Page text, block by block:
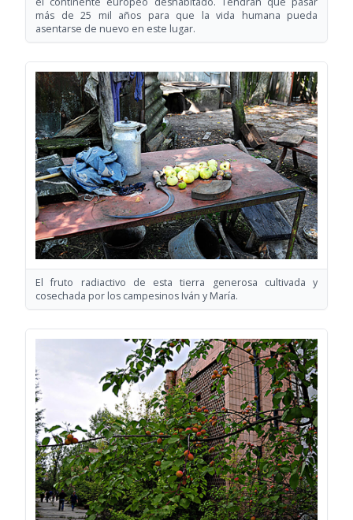
más de 25 mil años para que la vida humana pueda
asentarse de nuevo en este lugar.
El fruto radiactivo de esta tierra generosa cultivada y
cosechada por los campesinos Iván y María.